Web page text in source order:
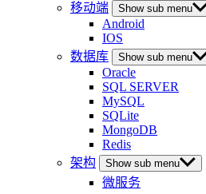
移动端
Show sub menu
Android
IOS
数据库
Show sub menu
Oracle
SQL SERVER
MySQL
SQLite
MongoDB
Redis
架构
Show sub menu
微服务